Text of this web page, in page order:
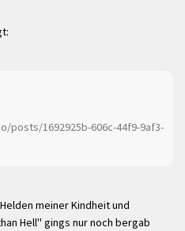
1692925b-606c-44f9-9af3-
meiner Kindheit und
Hell" gings nur noch bergab